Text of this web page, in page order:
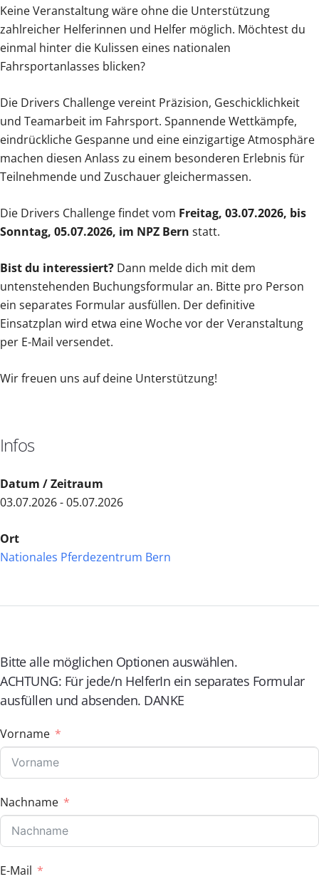
Keine Veranstaltung wäre ohne die Unterstützung
zahlreicher Helferinnen und Helfer möglich. Möchtest du
einmal hinter die Kulissen eines nationalen
Fahrsportanlasses blicken?
Die Drivers Challenge vereint Präzision, Geschicklichkeit
und Teamarbeit im Fahrsport. Spannende Wettkämpfe,
eindrückliche Gespanne und eine einzigartige Atmosphäre
machen diesen Anlass zu einem besonderen Erlebnis für
Teilnehmende und Zuschauer gleichermassen.
Die Drivers Challenge findet vom Freitag, 03.07.2026, bis
Sonntag, 05.07.2026, im NPZ Bern statt.
Bist du interessiert? Dann melde dich mit dem
untenstehenden Buchungsformular an. Bitte pro Person
ein separates Formular ausfüllen. Der definitive
Einsatzplan wird etwa eine Woche vor der Veranstaltung
per E-Mail versendet.
Wir freuen uns auf deine Unterstützung!
Infos
Datum / Zeitraum
03.07.2026 - 05.07.2026
Ort
Nationales Pferdezentrum Bern
Bitte alle möglichen Optionen auswählen.
ACHTUNG: Für jede/n HelferIn ein separates Formular
ausfüllen und absenden. DANKE
Vorname
Nachname
E-Mail